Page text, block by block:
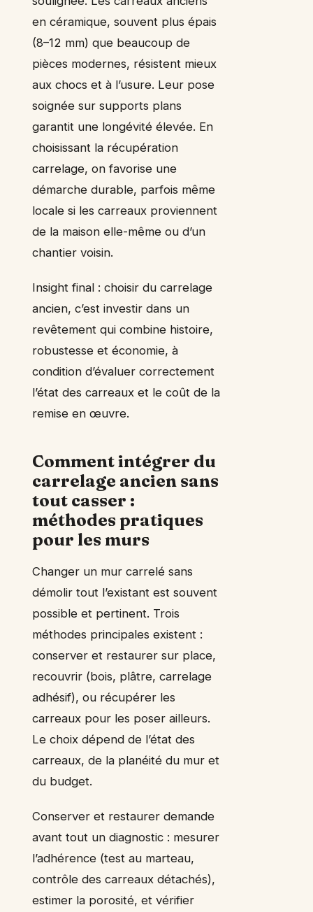
en céramique, souvent plus épais
(8–12 mm) que beaucoup de
pièces modernes, résistent mieux
aux chocs et à l’usure. Leur pose
soignée sur supports plans
garantit une longévité élevée. En
choisissant la récupération
carrelage, on favorise une
démarche durable, parfois même
locale si les carreaux proviennent
de la maison elle-même ou d’un
chantier voisin.
Insight final : choisir du carrelage
ancien, c’est investir dans un
revêtement qui combine histoire,
robustesse et économie, à
condition d’évaluer correctement
l’état des carreaux et le coût de la
remise en œuvre.
Comment intégrer du
carrelage ancien sans
tout casser :
méthodes pratiques
pour les murs
Changer un mur carrelé sans
démolir tout l’existant est souvent
possible et pertinent. Trois
méthodes principales existent :
conserver et restaurer sur place,
recouvrir (bois, plâtre, carrelage
adhésif), ou récupérer les
carreaux pour les poser ailleurs.
Le choix dépend de l’état des
carreaux, de la planéité du mur et
du budget.
Conserver et restaurer demande
avant tout un diagnostic : mesurer
l’adhérence (test au marteau,
contrôle des carreaux détachés),
estimer la porosité, et vérifier